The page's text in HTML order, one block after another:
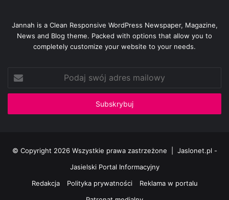
Jannah is a Clean Responsive WordPress Newspaper, Magazine,
News and Blog theme. Packed with options that allow you to
completely customize your website to your needs.
Podaj
swój
adres
© Copyright 2026 Wszystkie prawa zastrzeżone | Jaslonet.pl -
Jasielski Portal Informacyjny
Redakcja
Polityka prywatności
Reklama w portalu